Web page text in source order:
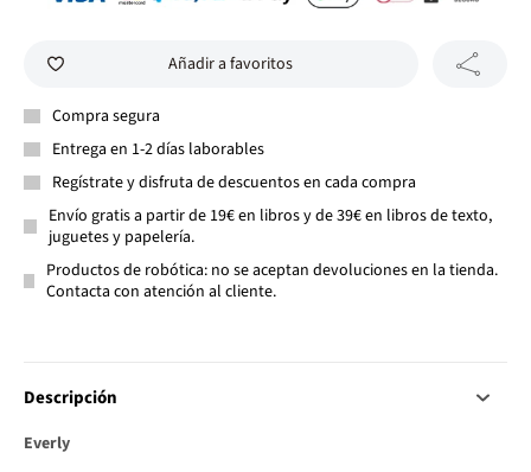
Añadir a favoritos
Compra segura
Entrega en 1-2 días laborables
Regístrate y disfruta de descuentos en cada compra
Envío gratis a partir de 19€ en libros y de 39€ en libros de texto,
juguetes y papelería.
Productos de robótica: no se aceptan devoluciones en la tienda.
Contacta con atención al cliente.
Descripción
Everly